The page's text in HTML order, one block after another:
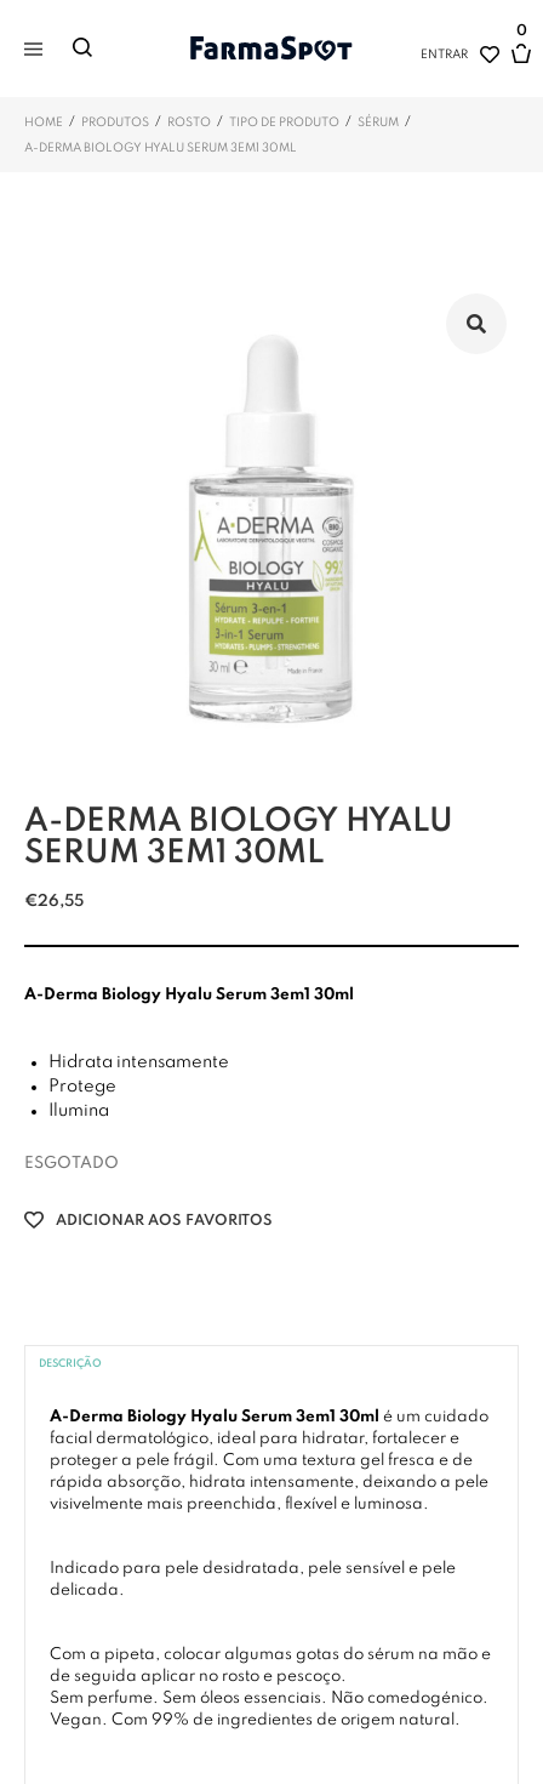
ENTRAR
0
HOME / PRODUTOS / ROSTO / TIPO DE PRODUTO / SÉRUM /
A-DERMA BIOLOGY HYALU SERUM 3EM1 30ML
A-DERMA BIOLOGY HYALU
SERUM 3EM1 30ML
€26,55
A-Derma Biology Hyalu Serum 3em1 30ml
Hidrata intensamente
Protege
Ilumina
ESGOTADO
ADICIONAR AOS FAVORITOS
DESCRIÇÃO
A-Derma Biology Hyalu Serum 3em1 30ml é um cuidado
facial dermatológico, ideal para hidratar, fortalecer e
proteger a pele frágil. Com uma textura gel fresca e de
rápida absorção, hidrata intensamente, deixando a pele
visivelmente mais preenchida, flexível e luminosa.
Indicado para pele desidratada, pele sensível e pele
delicada.
Com a pipeta, colocar algumas gotas do sérum na mão e
de seguida aplicar no rosto e pescoço.
Sem perfume. Sem óleos essenciais. Não comedogénico.
Vegan. Com 99% de ingredientes de origem natural.